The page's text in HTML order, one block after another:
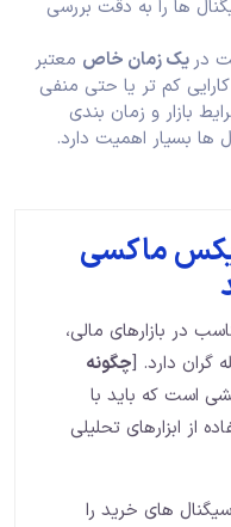
ها را به دقت بررسی
در یک زمان خاص معتبر
کم تر یا حتی منفی
بازار و زمان بندی
ها بسیار اهمیت دارد.
ماکسی
در بازارهای مالی،
گران دارد. [چگونه
است که باید با
از ابزارهای تحلیلی
های خرید را